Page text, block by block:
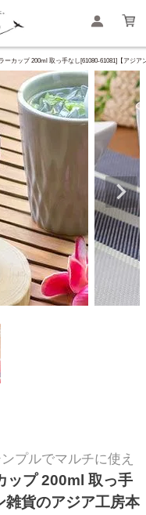
ーカップ 200ml 取っ手なし[61080-61081]【アジ
プルでマルチに使え
ップ 200ml 取っ手
貨のアジア工房本